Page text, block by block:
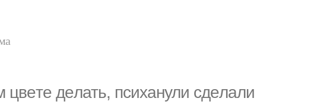
дeлать, пcиханули сдeлaли